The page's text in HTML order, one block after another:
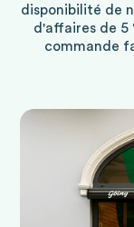
disponibilité de
d'affaires de 5
commande